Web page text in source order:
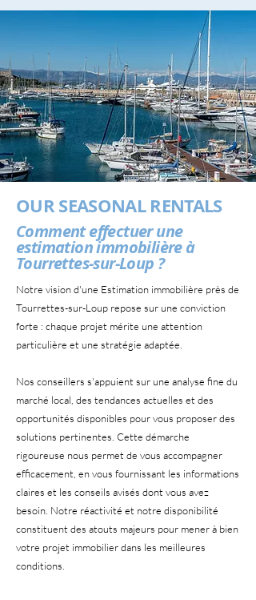
OUR SEASONAL RENTALS
Comment effectuer une
estimation immobilière à
Tourrettes-sur-Loup ?
Notre vision d'une Estimation immobilière près de
Tourrettes-sur-Loup repose sur une conviction
forte : chaque projet mérite une attention
particulière et une stratégie adaptée.
Nos conseillers s'appuient sur une analyse fine du
marché local, des tendances actuelles et des
opportunités disponibles pour vous proposer des
solutions pertinentes. Cette démarche
rigoureuse nous permet de vous accompagner
efficacement, en vous fournissant les informations
claires et les conseils avisés dont vous avez
besoin. Notre réactivité et notre disponibilité
constituent des atouts majeurs pour mener à bien
votre projet immobilier dans les meilleures
conditions.